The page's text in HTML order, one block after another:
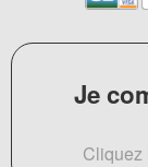
Je
Cliquez